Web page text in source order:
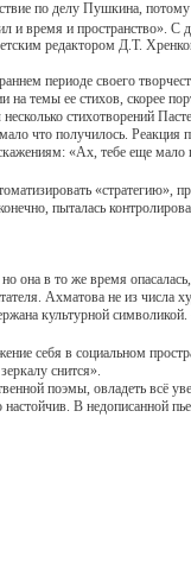
по делу Пушкина, потому
и время и пространство».
редактором Д.Т.
периоде своего
темы ее стихов, скорее
стихотворений
что получилось.
«Ах, тебе еще
«стратегию»,
пыталась
в то же время
Ахматова не из числа
культурной
себя в социальном
снится».
поэмы, овладеть всё
В